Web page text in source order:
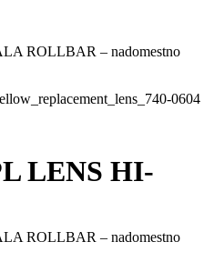
ROLLBAR – nadomestno
LENS HI-
ROLLBAR – nadomestno